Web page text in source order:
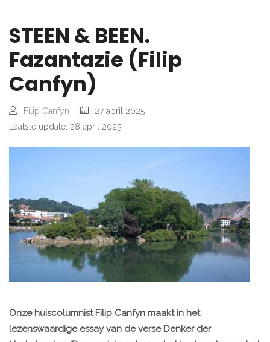
STEEN & BEEN.
Fazantazie (Filip
Canfyn)
Filip Canfyn
27 april 2025
Laatste update: 28 april 2025
Onze huiscolumnist Filip Canfyn maakt in het
lezenswaardige essay van de verse Denker der